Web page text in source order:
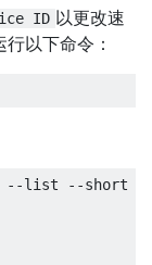
ID 以更改速
以下命令：
--list --short